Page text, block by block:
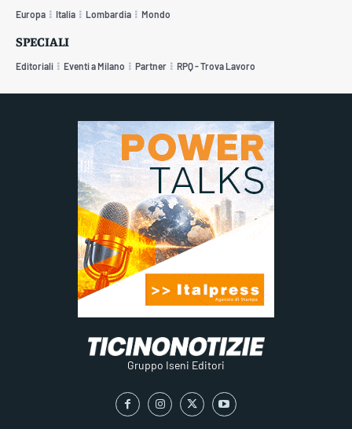
Europa Italia Lombardia Mondo
SPECIALI
Editoriali Eventi a Milano Partner RPQ - Trova Lavoro
Gruppo Iseni Editori